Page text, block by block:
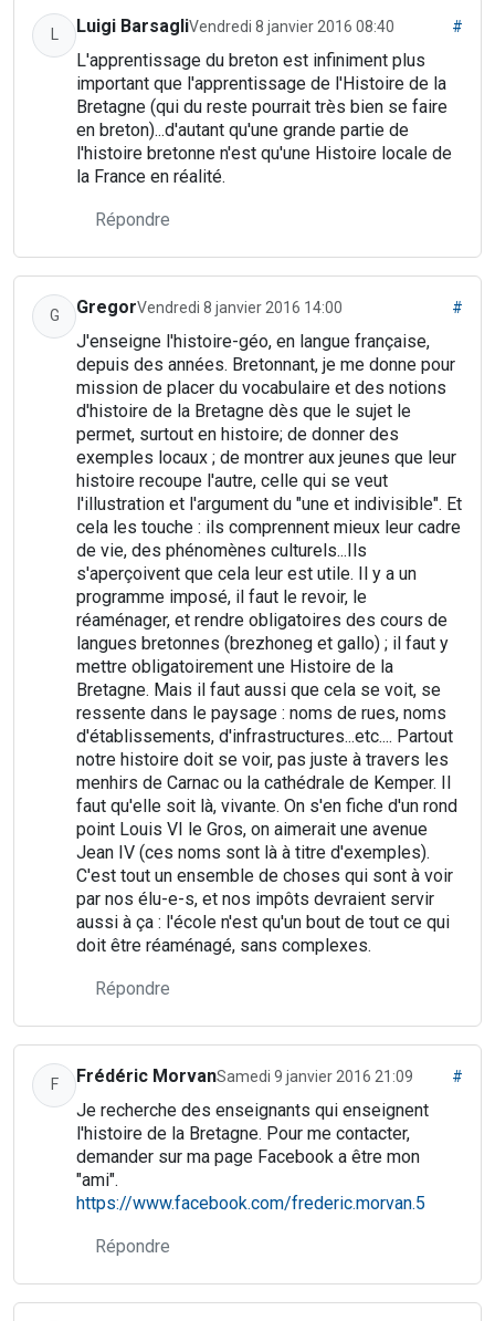
L Luigi BarsagliVendredi 8 janvier 2016 08:40 #
L'apprentissage du breton est infiniment plus
important que l'apprentissage de l'Histoire de la
Bretagne (qui du reste pourrait très bien se faire
en breton)...d'autant qu'une grande partie de
l'histoire bretonne n'est qu'une Histoire locale de
la France en réalité.
Répondre
G GregorVendredi 8 janvier 2016 14:00 #
J'enseigne l'histoire-géo, en langue française,
depuis des années. Bretonnant, je me donne pour
mission de placer du vocabulaire et des notions
d'histoire de la Bretagne dès que le sujet le
permet, surtout en histoire; de donner des
exemples locaux ; de montrer aux jeunes que leur
histoire recoupe l'autre, celle qui se veut
l'illustration et l'argument du "une et indivisible". Et
cela les touche : ils comprennent mieux leur cadre
de vie, des phénomènes culturels...Ils
s'aperçoivent que cela leur est utile. Il y a un
programme imposé, il faut le revoir, le
réaménager, et rendre obligatoires des cours de
langues bretonnes (brezhoneg et gallo) ; il faut y
mettre obligatoirement une Histoire de la
Bretagne. Mais il faut aussi que cela se voit, se
ressente dans le paysage : noms de rues, noms
d'établissements, d'infrastructures...etc.... Partout
notre histoire doit se voir, pas juste à travers les
menhirs de Carnac ou la cathédrale de Kemper. Il
faut qu'elle soit là, vivante. On s'en fiche d'un rond
point Louis VI le Gros, on aimerait une avenue
Jean IV (ces noms sont là à titre d'exemples).
C'est tout un ensemble de choses qui sont à voir
par nos élu-e-s, et nos impôts devraient servir
aussi à ça : l'école n'est qu'un bout de tout ce qui
doit être réaménagé, sans complexes.
Répondre
F Frédéric MorvanSamedi 9 janvier 2016 21:09 #
Je recherche des enseignants qui enseignent
l'histoire de la Bretagne. Pour me contacter,
demander sur ma page Facebook a être mon
"ami".
https://www.facebook.com/frederic.morvan.5
Répondre